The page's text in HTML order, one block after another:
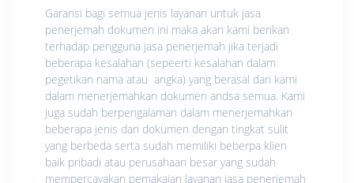
Garansi bagi semua jenis layanan untuk jasa
penerjemah dokumen ini maka akan kami berikan
terhadap pengguna jasa penerjemah jika terjadi
beberapa kesalahan (sepeerti kesalahan dalam
pegetikan nama atau angka) yang berasal dari kami
dalam menerjemahkan dokumen andsa semua. Kami
juga sudah berpengalaman dalam menerjemahkan
beberapa jenis dari dokumen dengan tingkat sulit
yang berbeda serta sudah memiliki beberpa klien
baik pribadi atau perusahaan besar yang sudah
mempercayakan pemakaian layanan jasa penerjemah